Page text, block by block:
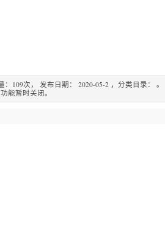
109次， 发布日期： 2020-05-2 ，分类目录：
能暂时关闭。